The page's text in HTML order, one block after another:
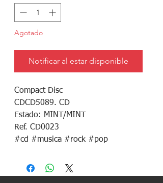
Agotado
Notificar al estar disponible
Compact Disc
CDCD5089. CD
Estado: MINT/MINT
Ref. CD0023
#cd #musica #rock #pop